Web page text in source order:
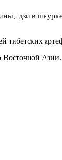
дзи в
тибетских
Восточной Азии.